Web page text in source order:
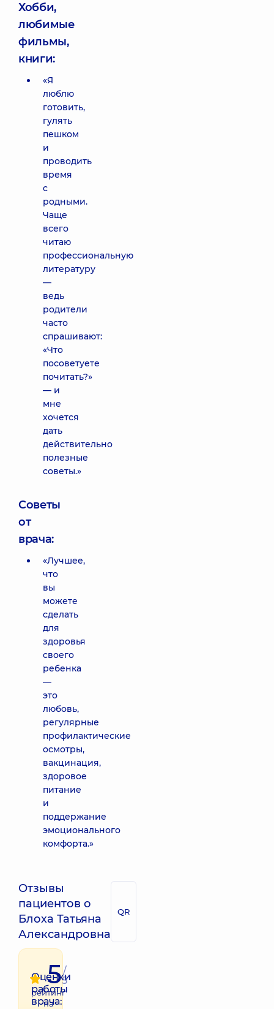
Хобби,
любимые
фильмы,
книги:
«Я
люблю
готовить,
гулять
пешком
и
проводить
время
с
родными.
Чаще
всего
читаю
профессиональную
литературу
—
ведь
родители
часто
спрашивают:
«Что
посоветуете
почитать?»
— и
мне
хочется
дать
действительно
полезные
советы.»
Советы
от
врача:
«Лучшее,
что
вы
можете
сделать
для
здоровья
своего
ребенка
—
это
любовь,
регулярные
профилактические
осмотры,
вакцинация,
здоровое
питание
и
поддержание
эмоционального
комфорта.»
Отзывы
пациентов о
Блоха Татьяна
Александровна
QR
Оценки
работы
врача:
5/
5
рейтинг
на